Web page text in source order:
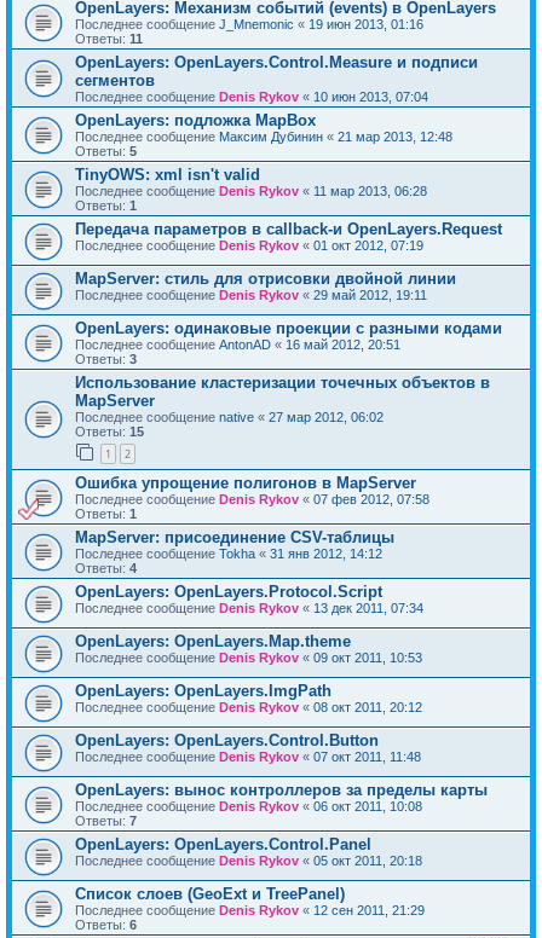
OpenLayers: Механизм событий (events) в OpenLayers
Последнее сообщение J_Mnemonic « 19 июн 2013, 01:16
Ответы: 11
OpenLayers: OpenLayers.Control.Measure и подписи
сегментов
Последнее сообщение Denis Rykov « 10 июн 2013, 07:04
OpenLayers: подложка MapBox
Последнее сообщение Максим Дубинин « 21 мар 2013, 12:48
Ответы: 5
TinyOWS: xml isn't valid
Последнее сообщение Denis Rykov « 11 мар 2013, 06:28
Ответы: 1
Передача параметров в callback-и OpenLayers.Request
Последнее сообщение Denis Rykov « 01 окт 2012, 07:19
MapServer: стиль для отрисовки двойной линии
Последнее сообщение Denis Rykov « 29 май 2012, 19:11
OpenLayers: одинаковые проекции с разными кодами
Последнее сообщение AntonAD « 16 май 2012, 20:51
Ответы: 3
Использование кластеризации точечных объектов в
MapServer
Последнее сообщение native « 27 мар 2012, 06:02
Ответы: 15
1 2
Ошибка упрощение полигонов в MapServer
Последнее сообщение Denis Rykov « 07 фев 2012, 07:58
Ответы: 1
MapServer: присоединение CSV-таблицы
Последнее сообщение Tokha « 31 янв 2012, 14:12
Ответы: 4
OpenLayers: OpenLayers.Protocol.Script
Последнее сообщение Denis Rykov « 13 дек 2011, 07:34
OpenLayers: OpenLayers.Map.theme
Последнее сообщение Denis Rykov « 09 окт 2011, 10:53
OpenLayers: OpenLayers.ImgPath
Последнее сообщение Denis Rykov « 08 окт 2011, 20:12
OpenLayers: OpenLayers.Control.Button
Последнее сообщение Denis Rykov « 07 окт 2011, 11:48
OpenLayers: вынос контроллеров за пределы карты
Последнее сообщение Denis Rykov « 06 окт 2011, 10:08
Ответы: 7
OpenLayers: OpenLayers.Control.Panel
Последнее сообщение Denis Rykov « 05 окт 2011, 20:18
Список слоев (GeoExt и TreePanel)
Последнее сообщение Denis Rykov « 12 сен 2011, 21:29
Ответы: 6